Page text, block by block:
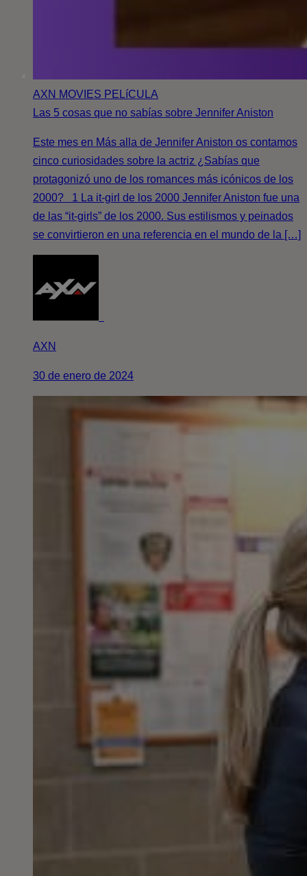
AXN MOVIES PELíCULA
Las 5 cosas que no sabías sobre Jennifer Aniston
Este mes en Más alla de Jennifer Aniston os contamos
cinco curiosidades sobre la actriz ¿Sabías que
protagonizó uno de los romances más icónicos de los
2000? 1 La it-girl de los 2000 Jennifer Aniston fue una
de las “it-girls” de los 2000. Sus estilismos y peinados
se convirtieron en una referencia en el mundo de la […]
AXN
30 de enero de 2024